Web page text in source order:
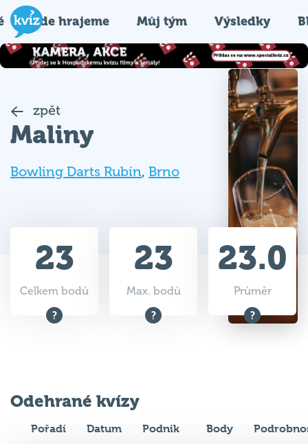
Kde hrajeme Můj tým Výsledky
zpět
Maliny
Bowling Darts Rubín, Brno
23
Celkem bodů
23
Max. bodů
23.0
Průměr
Odehrané kvízy
Pořadí Datum Podnik Body